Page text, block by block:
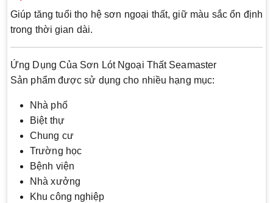
Giúp tăng tuổi thọ hệ sơn ngoại thất, giữ màu sắc ổn định
trong thời gian dài.
Ứng Dụng Của Sơn Lót Ngoại Thất Seamaster
Sản phẩm được sử dụng cho nhiều hạng mục:
Nhà phố
Biệt thự
Chung cư
Trường học
Bệnh viện
Nhà xưởng
Khu công nghiệp